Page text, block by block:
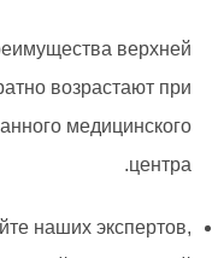
верхней
возрастают при
медицинского
центра.
наших экспертов,